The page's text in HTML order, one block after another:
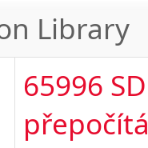
Library
65996